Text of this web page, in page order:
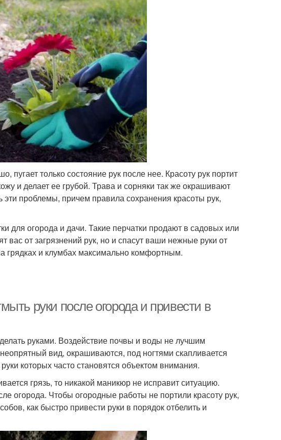
только состояние рук после нее. Красоту рук портит
и делает ее грубой. Трава и сорняки так же окрашивают
проблемы, причем правила сохранения красоты рук,
для огорода и дачи. Такие перчатки продают в садовых или
вас от загрязнений рук, но и спасут ваши нежные руки от
грядках и клумбах максимально комфортным.
руки после огорода и привести в
руками. Воздействие почвы и воды не лучшим
вид, окрашиваются, под ногтями скапливается
которых часто становятся объектом внимания.
грязь, то никакой маникюр не исправит ситуацию.
огорода. Чтобы огородные работы не портили красоту рук,
как быстро привести руки в порядок отбелить и